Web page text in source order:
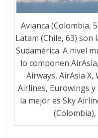
Avianca (Colombia,
Latam (Chile, 63)
Sudamérica. A nivel
lo componen
Airways, AirAsia X,
Airlines, Eurowings y
la mejor es Sky